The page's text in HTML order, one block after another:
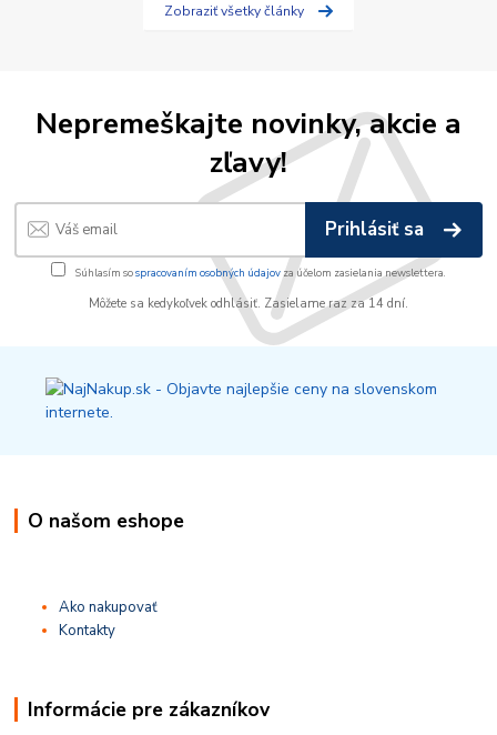
Zobraziť všetky články
Nepremeškajte novinky, akcie a
zľavy!
Prihlásiť sa
Súhlasím sospracovaním osobných údajov za účelom zasielania newslettera.
Môžete sa kedykoľvek odhlásiť. Zasielame raz za 14 dní.
O našom eshope
Ako nakupovať
Kontakty
Informácie pre zákazníkov